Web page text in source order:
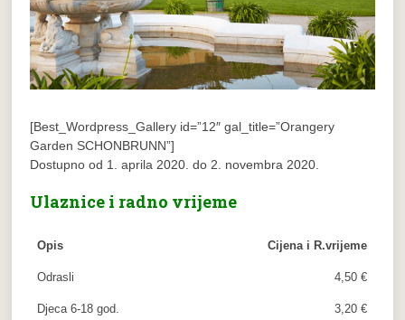
[Best_Wordpress_Gallery id=”12″ gal_title=”Orangery
Garden SCHONBRUNN”]
Dostupno od 1. aprila 2020. do 2. novembra 2020.
Ulaznice i radno vrijeme
Opis Cijena i R.vrijeme
Odrasli 4,50 €
Djeca 6-18 god. 3,20 €